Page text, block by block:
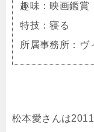
趣味：映画鑑賞
特技：寝る
所属事務所：ヴ
松本愛さんは